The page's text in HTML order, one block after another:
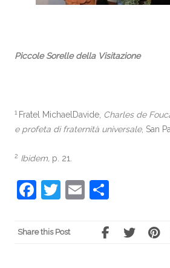
Piccole Sorelle della Visitazione
1 Fratel MichaelDavide, Charles de
e profeta di fraternità universale, San
2 Ibidem, p. 21.
Facebook
Twitter
Email
Share this Post